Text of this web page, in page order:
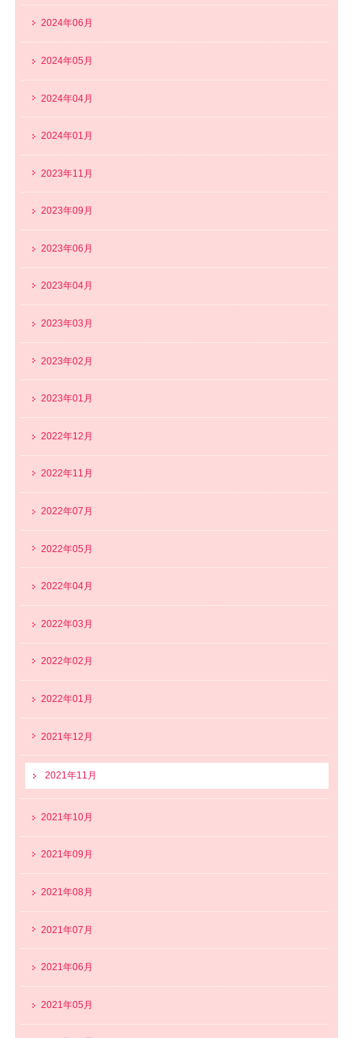
2024年06月
2024年05月
2024年04月
2024年01月
2023年11月
2023年09月
2023年06月
2023年04月
2023年03月
2023年02月
2023年01月
2022年12月
2022年11月
2022年07月
2022年05月
2022年04月
2022年03月
2022年02月
2022年01月
2021年12月
2021年11月
2021年10月
2021年09月
2021年08月
2021年07月
2021年06月
2021年05月